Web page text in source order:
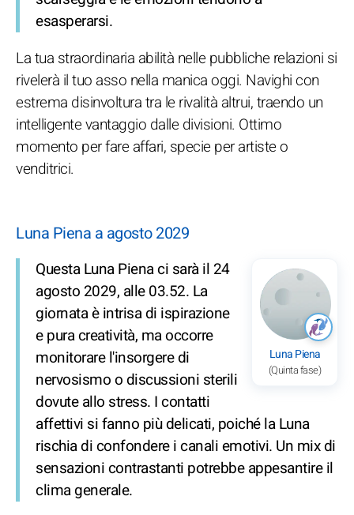
esasperarsi.
La tua straordinaria abilità nelle pubbliche relazioni si
rivelerà il tuo asso nella manica oggi. Navighi con
estrema disinvoltura tra le rivalità altrui, traendo un
intelligente vantaggio dalle divisioni. Ottimo
momento per fare affari, specie per artiste o
venditrici.
Luna Piena a agosto 2029
Luna Piena
(Quinta fase)
Questa Luna Piena ci sarà il 24
agosto 2029, alle 03.52. La
giornata è intrisa di ispirazione
e pura creatività, ma occorre
monitorare l'insorgere di
nervosismo o discussioni sterili
dovute allo stress. I contatti
affettivi si fanno più delicati, poiché la Luna
rischia di confondere i canali emotivi. Un mix di
sensazioni contrastanti potrebbe appesantire il
clima generale.